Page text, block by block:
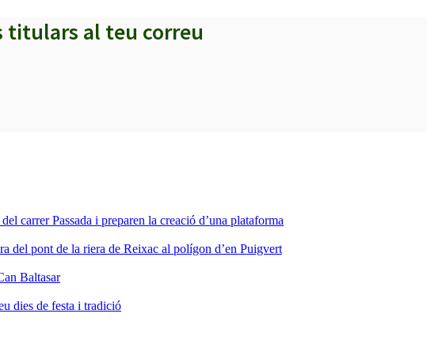
titulars al teu correu
carrer Passada i preparen la creació d’una plataforma
del pont de la riera de Reixac al polígon d’en Puigvert
Baltasar
dies de festa i tradició